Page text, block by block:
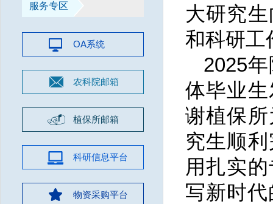
服务专区
OA系统
农科院邮箱
植保所邮箱
科研信息平台
物资采购平台
大研究
和科研工
2025
体毕业
谢植保
究生顺
用扎实
写新时